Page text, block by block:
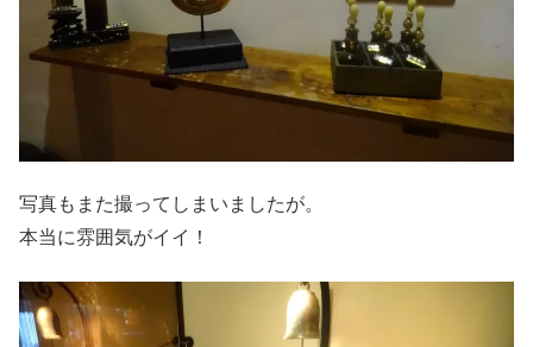
写真もまた撮ってしまいましたが。
本当に雰囲気がイイ！